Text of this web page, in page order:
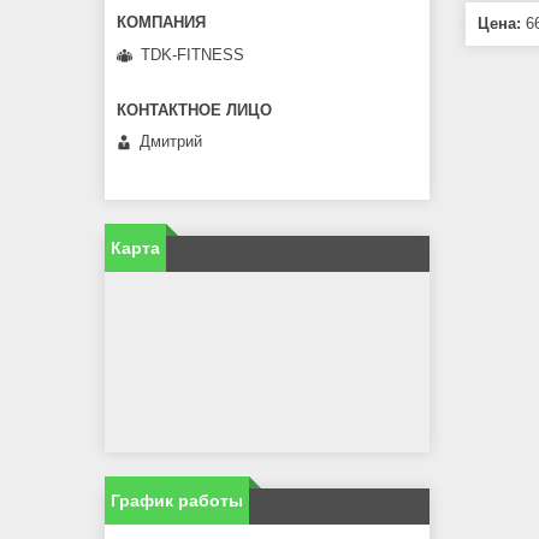
Цена:
TDK-FITNESS
Дмитрий
Карта
График работы